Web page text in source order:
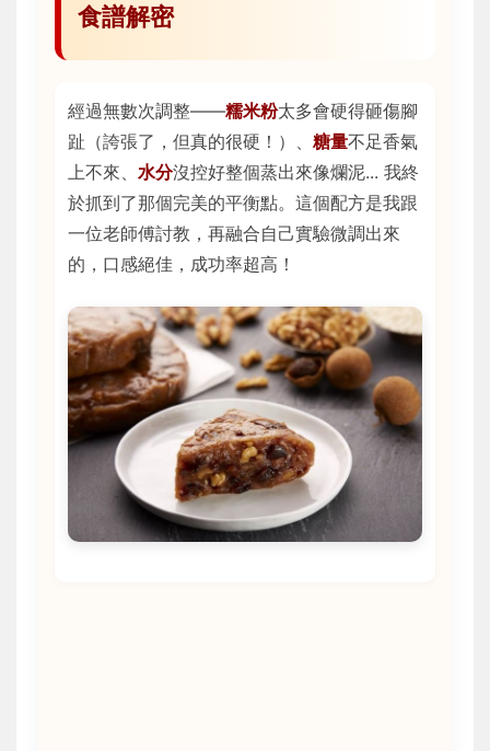
食譜解密
經過無數次調整——糯米粉太多會硬得砸傷腳
趾（誇張了，但真的很硬！）、 糖量不足香氣
上不來、 水分沒控好整個蒸出來像爛泥... 我終
於抓到了那個完美的平衡點。這個配方是我跟
一位老師傅討教，再融合自己實驗微調出來
的，口感絕佳，成功率超高！